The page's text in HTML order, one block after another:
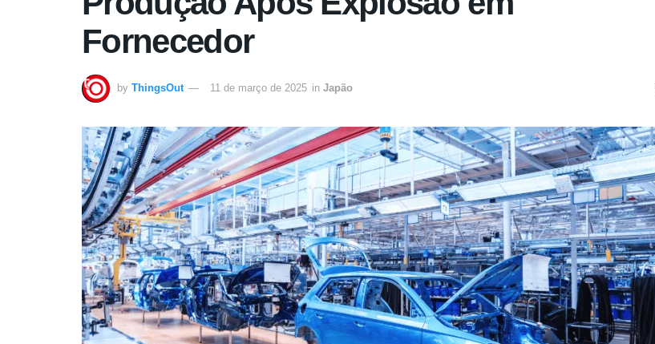
Fornecedor
by ThingsOut 11 de março de 2025 in Japão